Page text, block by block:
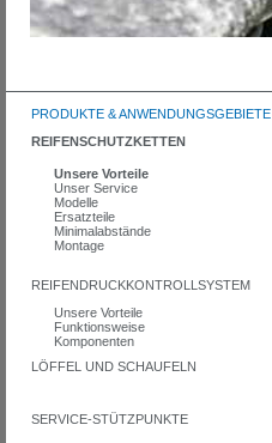
PRODUKTE & ANWENDUNGSGEBIETE
REIFENSCHUTZKETTEN
Unsere Vorteile
Unser Service
Modelle
Ersatzteile
Minimalabstände
Montage
REIFENDRUCKKONTROLLSYSTEM
Unsere Vorteile
Funktionsweise
Komponenten
LÖFFEL UND SCHAUFELN
SERVICE-STÜTZPUNKTE